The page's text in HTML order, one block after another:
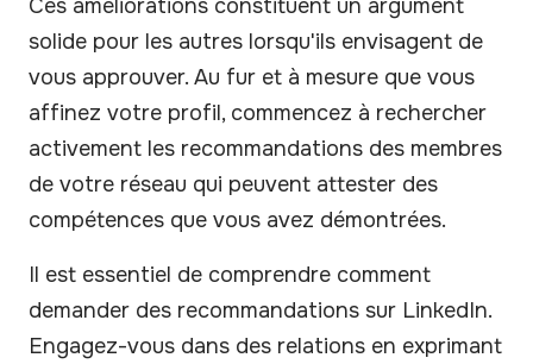
Ces améliorations constituent un argument
solide pour les autres lorsqu'ils envisagent de
vous approuver. Au fur et à mesure que vous
affinez votre profil, commencez à rechercher
activement les recommandations des membres
de votre réseau qui peuvent attester des
compétences que vous avez démontrées.
Il est essentiel de comprendre comment
demander des recommandations sur LinkedIn.
Engagez-vous dans des relations en exprimant